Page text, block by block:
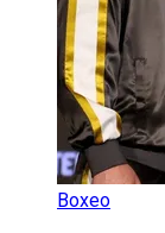
Boxeo